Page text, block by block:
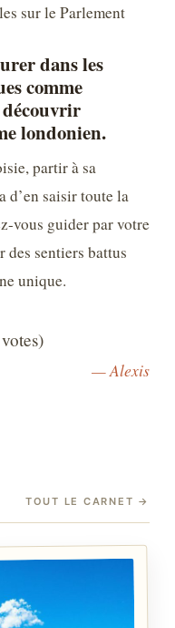
sur le Parlement
dans les
comme
londonien.
partir à sa
d’en saisir toute la
vous guider par votre
des sentiers battus
unique.
— Alexis
TOUT LE CARNET →